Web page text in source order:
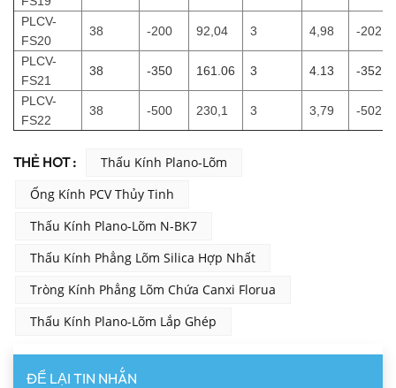
PLCV-
FS20
38 -200 92,04 3 4,98 -
PLCV-
FS21
38 -350 161.06 3 4.13 -
PLCV-
FS22
38 -500 230,1 3 3,79 -
THẺ HOT :
Thấu Kính Plano-Lõm
Ống Kính PCV Thủy Tinh
Thấu Kính Plano-Lõm N-BK7
Thấu Kính Phẳng Lõm Silica Hợp Nhất
Tròng Kính Phẳng Lõm Chứa Canxi Florua
Thấu Kính Plano-Lõm Lắp Ghép
ĐỂ LẠI TIN NHẮN